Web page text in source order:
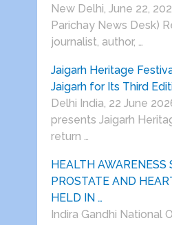
New Delhi, June 22,
Parichay News Desk)
journalist, author, …
Jaigarh Heritage
Jaigarh for Its Third
Delhi India, 22 June
presents Jaigarh
return …
HEALTH AWARENESS
PROSTATE AND
HELD IN …
Indira Gandhi National